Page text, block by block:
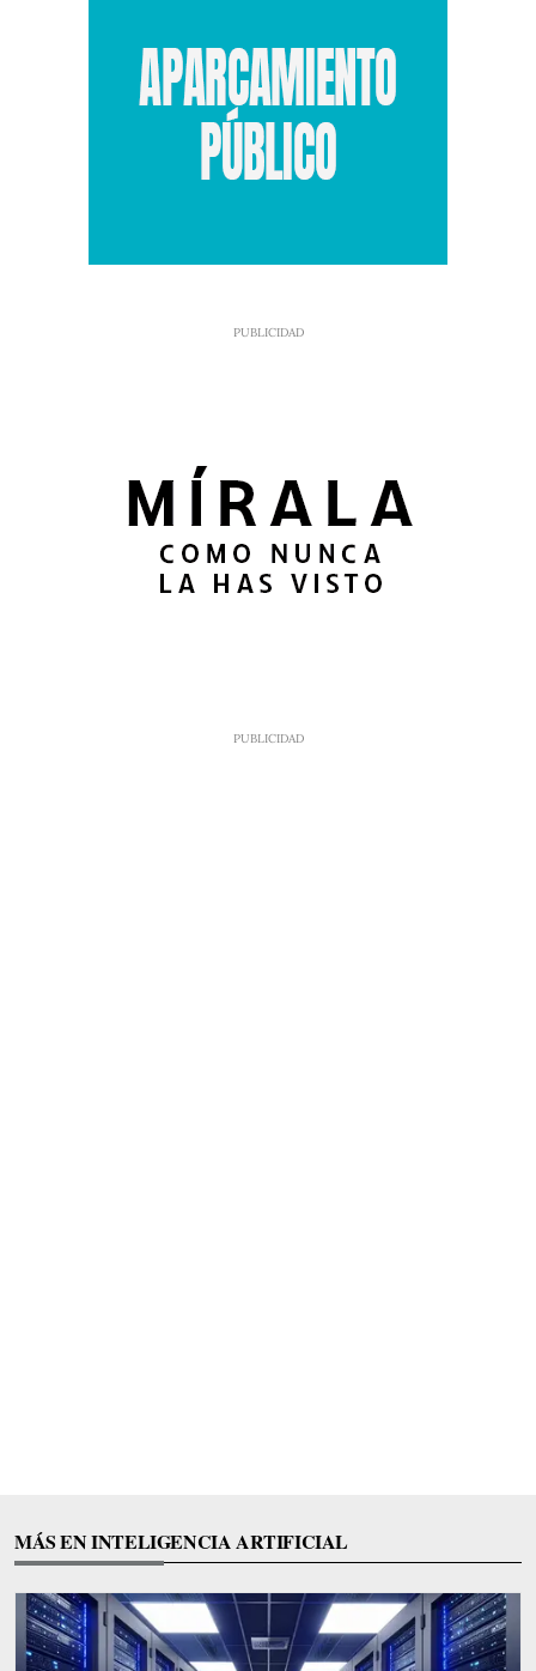
MÁS EN INTELIGENCIA ARTIFICIAL